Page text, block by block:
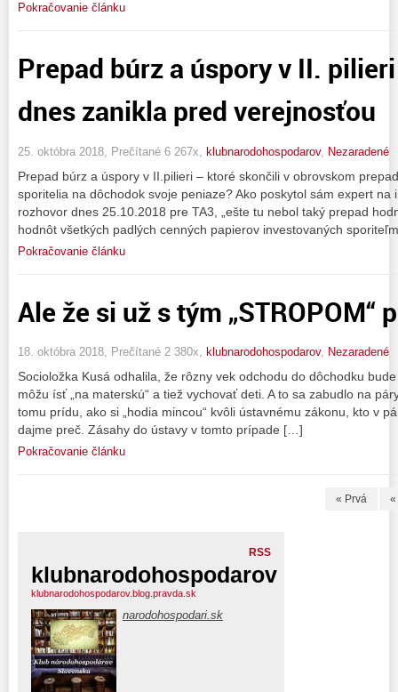
Pokračovanie článku
Prepad búrz a úspory v II.
dnes zanikla pred verejnosťou
25. októbra 2018, Prečítané 6 267x, klubnarodohospodarov, Nezaradené
Prepad búrz a úspory v II.pilieri – ktoré skončili v obrovskom
sporitelia na dôchodok svoje peniaze? Ako poskytol sám expert na
rozhovor dnes 25.10.2018 pre TA3, „ešte tu nebol taký prepad
hodnôt všetkých padlých cenných papierov investovaných
Pokračovanie článku
Ale že si už s tým „STROPOM“
18. októbra 2018, Prečítané 2 380x, klubnarodohospodarov, Nezaradené
Socioložka Kusá odhalila, že rôzny vek odchodu do dôchodku
môžu ísť „na materskú“ a tiež vychovať deti. A to sa zabudlo na
tomu prídu, ako si „hodia mincou“ kvôli ústavnému zákonu, kto v
dajme preč. Zásahy do ústavy v tomto prípade […]
Pokračovanie článku
« Prvá «
RSS
klubnarodohospodarov
klubnarodohospodarov.blog.pravda.sk
narodohospodari.sk